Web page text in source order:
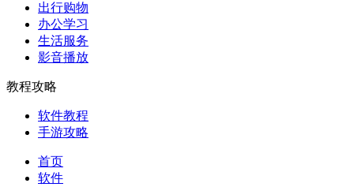
出行购物
办公学习
生活服务
影音播放
教程攻略
软件教程
手游攻略
首页
软件